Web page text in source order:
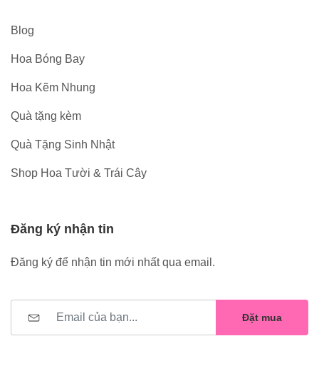
Blog
Hoa Bóng Bay
Hoa Kẽm Nhung
Quà tặng kèm
Quà Tặng Sinh Nhật
Shop Hoa Tười & Trái Cây
Đăng ký nhận tin
Đăng ký để nhận tin mới nhất qua email.
Đặt mua